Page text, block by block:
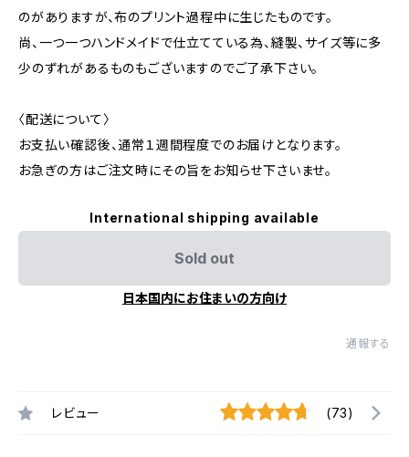
のがありますが、布のプリント過程中に生じたものです。
尚、一つ一つハンドメイドで仕立てている為、縫製、サイズ等に多
少のずれがあるものもございますのでご了承下さい。
〈配送について〉
お支払い確認後、通常１週間程度でのお届けとなります。
お急ぎの方はご注文時にその旨をお知らせ下さいませ。
International shipping available
Sold out
日本国内にお住まいの方向け
通報する
レビュー (73)